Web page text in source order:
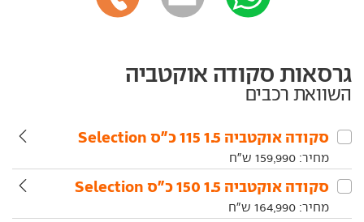
גרסאות סקודה אוקטביה
השוואת רכבים
סקודה‏ אוקטביה‏ 1.5 115 כ"ס Selection
מחיר: 159,990 ש"ח
סקודה‏ אוקטביה‏ 1.5 150 כ"ס Selection
מחיר: 164,990 ש"ח